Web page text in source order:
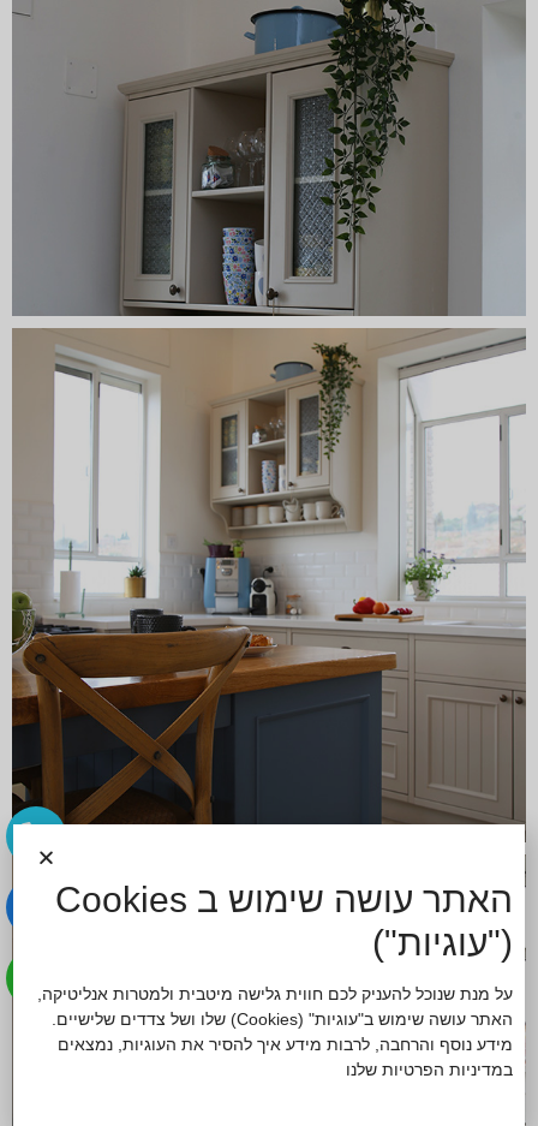
האתר עושה שימוש ב Cookies
("עוגיות")
על מנת שנוכל להעניק לכם חווית גלישה מיטבית ולמטרות אנליטיקה,
האתר עושה שימוש ב"עוגיות" (Cookies) שלו ושל צדדים שלישיים.
מידע נוסף והרחבה, לרבות מידע איך להסיר את העוגיות, נמצאים
במדיניות הפרטיות שלנו